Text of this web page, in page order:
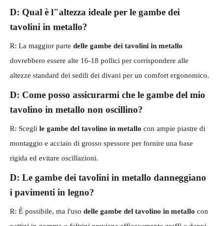
D: Qual è l"altezza ideale per le gambe dei
tavolini in metallo?
R: La maggior parte delle gambe dei tavolini in metallo
dovrebbero essere alte 16-18 pollici per corrispondere alle
altezze standard dei sedili dei divani per un comfort ergonomico.
D: Come posso assicurarmi che le gambe del mio
tavolino in metallo non oscillino?
R: Scegli le gambe del tavolino in metallo con ampie piastre di
montaggio e acciaio di grosso spessore per fornire una base
rigida ed evitare oscillazioni.
D: Le gambe dei tavolini in metallo danneggiano
i pavimenti in legno?
R: È possibile, ma l'uso delle gambe del tavolino in metallo con